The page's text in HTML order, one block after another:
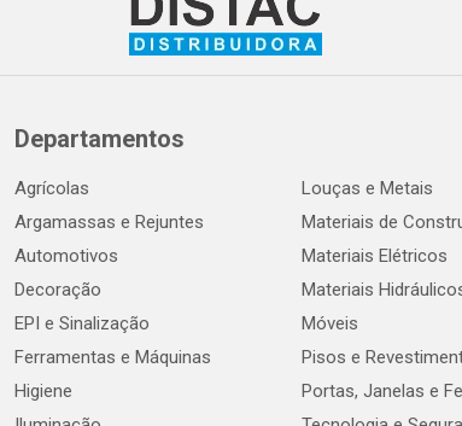
Departamentos
Agrícolas
Argamassas e Rejuntes
Automotivos
Decoração
EPI e Sinalização
Ferramentas e Máquinas
Higiene
Louças e Metais
Materiais de
Materiais Elétricos
Materiais
Móveis
Pisos e
Portas, Janelas e